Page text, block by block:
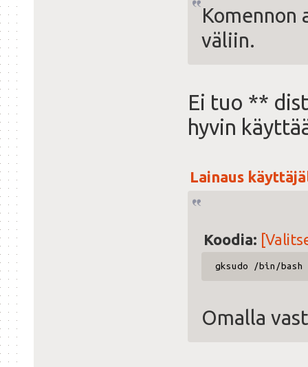
väliin.
Ei tuo **
hyvin
Lainaus
Koodia:
gksudo /bin/
Omalla